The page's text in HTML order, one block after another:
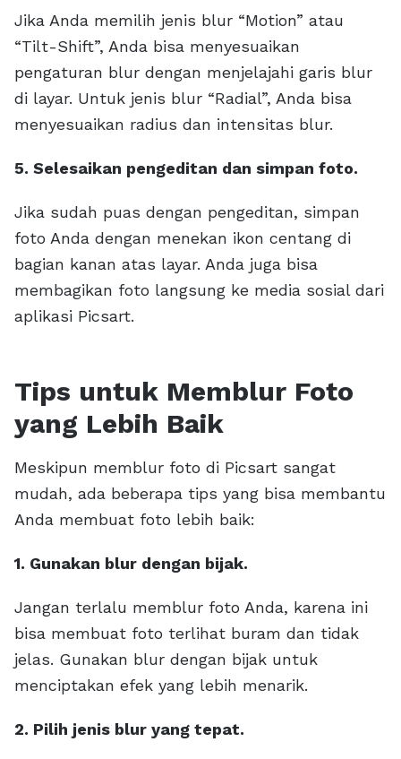
Jika Anda memilih jenis blur “Motion” atau
“Tilt-Shift”, Anda bisa menyesuaikan
pengaturan blur dengan menjelajahi garis blur
di layar. Untuk jenis blur “Radial”, Anda bisa
menyesuaikan radius dan intensitas blur.
5. Selesaikan pengeditan dan simpan foto.
Jika sudah puas dengan pengeditan, simpan
foto Anda dengan menekan ikon centang di
bagian kanan atas layar. Anda juga bisa
membagikan foto langsung ke media sosial dari
aplikasi Picsart.
Tips untuk Memblur Foto
yang Lebih Baik
Meskipun memblur foto di Picsart sangat
mudah, ada beberapa tips yang bisa membantu
Anda membuat foto lebih baik:
1. Gunakan blur dengan bijak.
Jangan terlalu memblur foto Anda, karena ini
bisa membuat foto terlihat buram dan tidak
jelas. Gunakan blur dengan bijak untuk
menciptakan efek yang lebih menarik.
2. Pilih jenis blur yang tepat.